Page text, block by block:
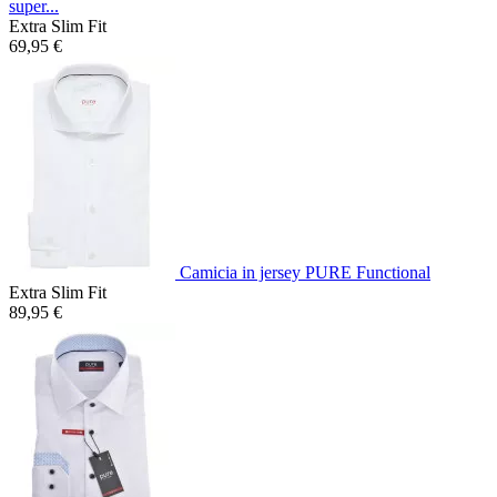
super...
Extra Slim Fit
69,95 €
Camicia in jersey PURE Functional
Extra Slim Fit
89,95 €